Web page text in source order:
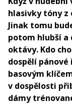
hlasivky tóny
Jinak tomu
potom hlubší a
oktávy. Kdo
dospělí
basovým
v dospělosti
dámy